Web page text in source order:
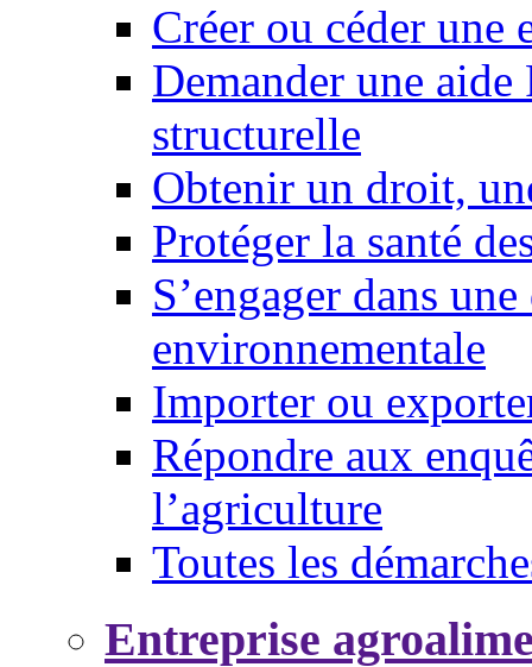
Créer ou céder une
Demander une
structurelle
Obtenir un droit,
Protéger la santé
S’engager dans
environnementale
Importer ou
Répondre aux
l’agriculture
Toutes les
Entreprise